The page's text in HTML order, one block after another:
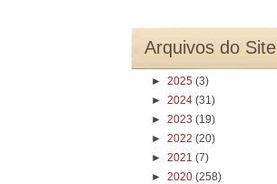
Arquivos do Site
► 2025 (3)
► 2024 (31)
► 2023 (19)
► 2022 (20)
► 2021 (7)
► 2020 (258)